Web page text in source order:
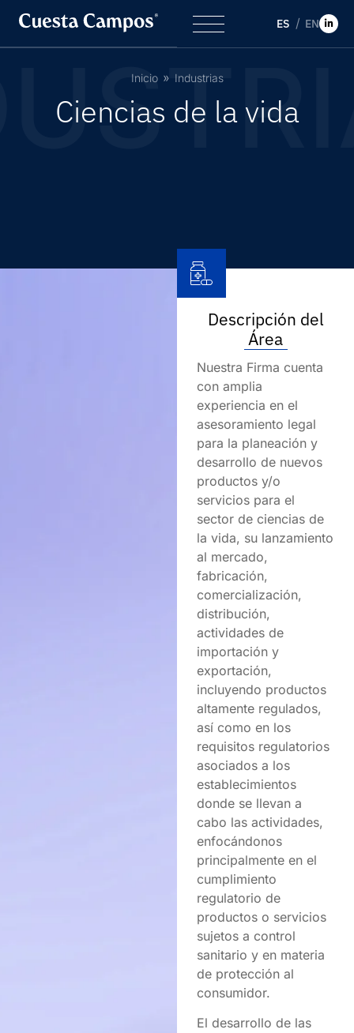
ES EN
Inicio Industrias
Ciencias de la vida
Descripción del
Área
Nuestra Firma cuenta
con amplia
experiencia en el
asesoramiento legal
para la planeación y
desarrollo de nuevos
productos y/o
servicios para el
sector de ciencias de
la vida, su lanzamiento
al mercado,
fabricación,
comercialización,
distribución,
actividades de
importación y
exportación,
incluyendo productos
altamente regulados,
así como en los
requisitos regulatorios
asociados a los
establecimientos
donde se llevan a
cabo las actividades,
enfocándonos
principalmente en el
cumplimiento
regulatorio de
productos o servicios
sujetos a control
sanitario y en materia
de protección al
consumidor.
El desarrollo de las